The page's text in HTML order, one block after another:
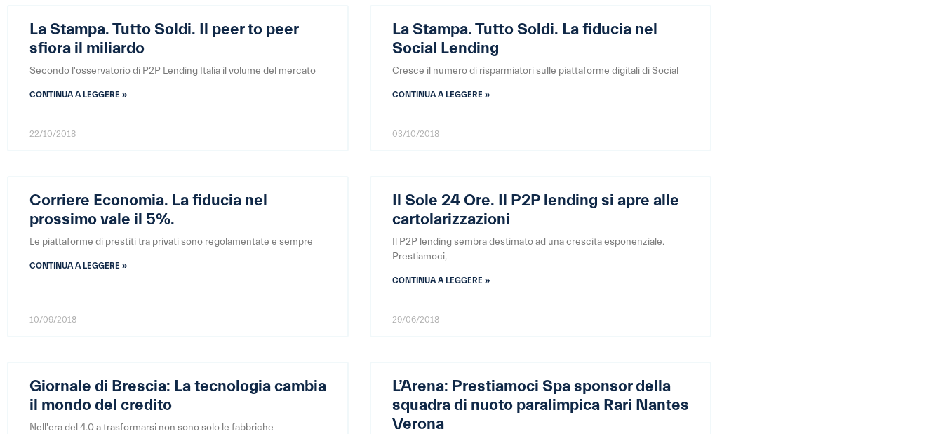
La Stampa. Tutto Soldi. Il peer to peer
sfiora il miliardo
Secondo l'osservatorio di P2P Lending Italia il volume del mercato
CONTINUA A LEGGERE »
22/10/2018
La Stampa. Tutto Soldi. La fiducia nel
Social Lending
Cresce il numero di risparmiatori sulle piattaforme digitali di Social
CONTINUA A LEGGERE »
03/10/2018
Corriere Economia. La fiducia nel
prossimo vale il 5%.
Le piattaforme di prestiti tra privati sono regolamentate e sempre
CONTINUA A LEGGERE »
10/09/2018
Il Sole 24 Ore. Il P2P lending si apre alle
cartolarizzazioni
Il P2P lending sembra destimato ad una crescita esponenziale.
Prestiamoci,
CONTINUA A LEGGERE »
29/06/2018
Giornale di Brescia: La tecnologia cambia
il mondo del credito
Nell'era del 4.0 a trasformarsi non sono solo le fabbriche
L’Arena: Prestiamoci Spa sponsor della
squadra di nuoto paralimpica Rari Nantes
Verona